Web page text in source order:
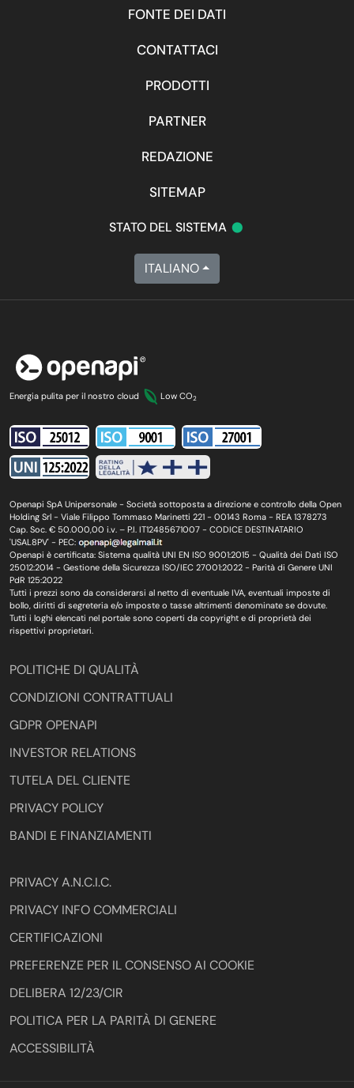
FONTE DEI DATI
CONTATTACI
PRODOTTI
PARTNER
REDAZIONE
SITEMAP
STATO DEL SISTEMA •
ITALIANO
Energia pulita per il nostro cloud Low CO2
Openapi SpA Unipersonale - Società sottoposta a direzione e controllo della Open
Holding Srl - Viale Filippo Tommaso Marinetti 221 - 00143 Roma - REA 1378273
Cap. Soc. € 50.000,00 i.v. – P.I. IT12485671007 - CODICE DESTINATARIO
'USAL8PV' - PEC:
Openapi è certificata: Sistema qualità UNI EN ISO 9001:2015 - Qualità dei Dati ISO
25012:2014 - Gestione della Sicurezza ISO/IEC 27001:2022 - Parità di Genere UNI
PdR 125:2022
Tutti i prezzi sono da considerarsi al netto di eventuale IVA, eventuali imposte di
bollo, diritti di segreteria e/o imposte o tasse altrimenti denominate se dovute.
Tutti i loghi elencati nel portale sono coperti da copyright e di proprietà dei
rispettivi proprietari.
POLITICHE DI QUALITÀ
CONDIZIONI CONTRATTUALI
GDPR OPENAPI
INVESTOR RELATIONS
TUTELA DEL CLIENTE
PRIVACY POLICY
BANDI E FINANZIAMENTI
PRIVACY A.N.C.I.C.
PRIVACY INFO COMMERCIALI
CERTIFICAZIONI
PREFERENZE PER IL CONSENSO AI COOKIE
DELIBERA 12/23/CIR
POLITICA PER LA PARITÀ DI GENERE
ACCESSIBILITÀ